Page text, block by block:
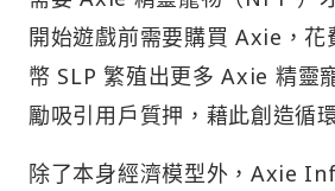
開始遊戲前需要購買 Axie，花
幣 SLP 繁殖出更多 Axie 精靈
勵吸引用戶質押，藉此創造循
除了本身經濟模型外，Axie